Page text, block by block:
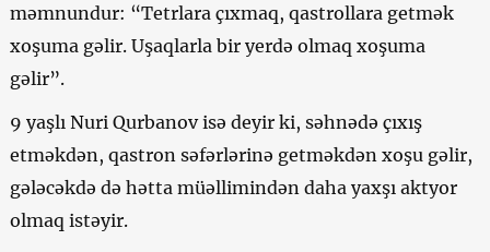
məmnundur: “Tetrlara çıxmaq, qastrollara getmək
xoşuma gəlir. Uşaqlarla bir yerdə olmaq xoşuma
gəlir”.
9 yaşlı Nuri Qurbanov isə deyir ki, səhnədə çıxış
etməkdən, qastron səfərlərinə getməkdən xoşu gəlir,
gələcəkdə də hətta müəllimindən daha yaxşı aktyor
olmaq istəyir.